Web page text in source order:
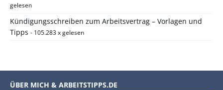
gelesen
Kündigungsschreiben zum Arbeitsvertrag – Vorlagen und
Tipps - 105.283 x gelesen
ÜBER MICH & ARBEITSTIPPS.DE